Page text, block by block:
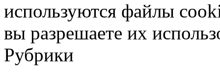
используются файлы
вы разрешаете их
Рубрики